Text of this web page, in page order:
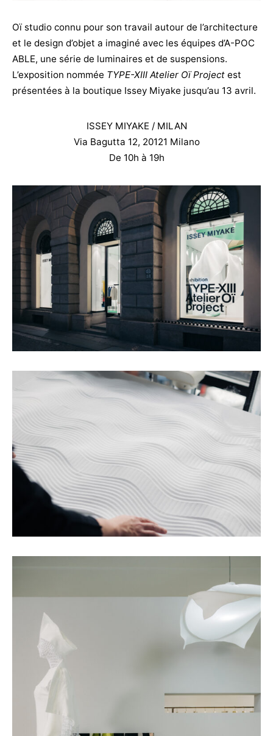
Oï studio connu pour son travail autour de l’architecture
et le design d’objet a imaginé avec les équipes d’A-POC
ABLE, une série de luminaires et de suspensions.
L’exposition nommée TYPE-XIII Atelier Oï Project est
présentées à la boutique Issey Miyake jusqu’au 13 avril.
ISSEY MIYAKE / MILAN
Via Bagutta 12, 20121 Milano
De 10h à 19h